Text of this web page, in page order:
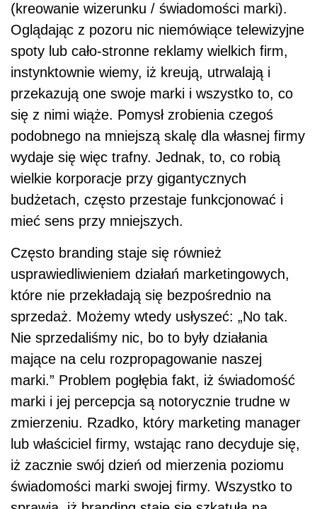
(kreowanie wizerunku / świadomości marki).
Oglądając z pozoru nic niemówiące telewizyjne
spoty lub cało-stronne reklamy wielkich firm,
instynktownie wiemy, iż kreują, utrwalają i
przekazują one swoje marki i wszystko to, co
się z nimi wiąże. Pomysł zrobienia czegoś
podobnego na mniejszą skalę dla własnej firmy
wydaje się więc trafny. Jednak, to, co robią
wielkie korporacje przy gigantycznych
budżetach, często przestaje funkcjonować i
mieć sens przy mniejszych.
Często branding staje się również
usprawiedliwieniem działań marketingowych,
które nie przekładają się bezpośrednio na
sprzedaż. Możemy wtedy usłyszeć: „No tak.
Nie sprzedaliśmy nic, bo to były działania
mające na celu rozpropagowanie naszej
marki.” Problem pogłębia fakt, iż świadomość
marki i jej percepcja są notorycznie trudne w
zmierzeniu. Rzadko, który marketing manager
lub właściciel firmy, wstając rano decyduje się,
iż zacznie swój dzień od mierzenia poziomu
świadomości marki swojej firmy. Wszystko to